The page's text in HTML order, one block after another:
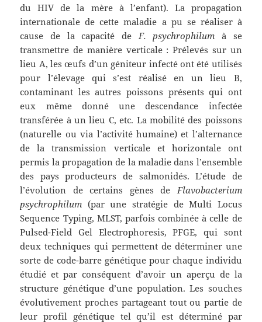
du HIV de la mère à l’enfant). La propagation
internationale de cette maladie a pu se réaliser à
cause de la capacité de F. psychrophilum à se
transmettre de manière verticale : Prélevés sur un
lieu A, les œufs d’un géniteur infecté ont été utilisés
pour l’élevage qui s’est réalisé en un lieu B,
contaminant les autres poissons présents qui ont
eux même donné une descendance infectée
transférée à un lieu C, etc. La mobilité des poissons
(naturelle ou via l’activité humaine) et l’alternance
de la transmission verticale et horizontale ont
permis la propagation de la maladie dans l’ensemble
des pays producteurs de salmonidés. L’étude de
l’évolution de certains gènes de Flavobacterium
psychrophilum (par une stratégie de Multi Locus
Sequence Typing, MLST, parfois combinée à celle de
Pulsed-Field Gel Electrophoresis, PFGE, qui sont
deux techniques qui permettent de déterminer une
sorte de code-barre génétique pour chaque individu
étudié et par conséquent d’avoir un aperçu de la
structure génétique d’une population. Les souches
évolutivement proches partageant tout ou partie de
leur profil génétique tel qu’il est déterminé par